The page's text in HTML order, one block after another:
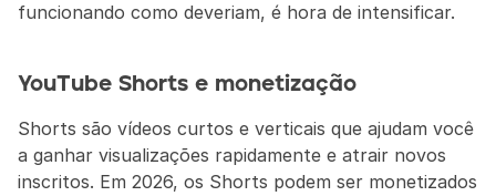
funcionando como deveriam, é hora de intensificar.
YouTube Shorts e monetização
Shorts são vídeos curtos e verticais que ajudam você
a ganhar visualizações rapidamente e atrair novos
inscritos. Em 2026, os Shorts podem ser monetizados